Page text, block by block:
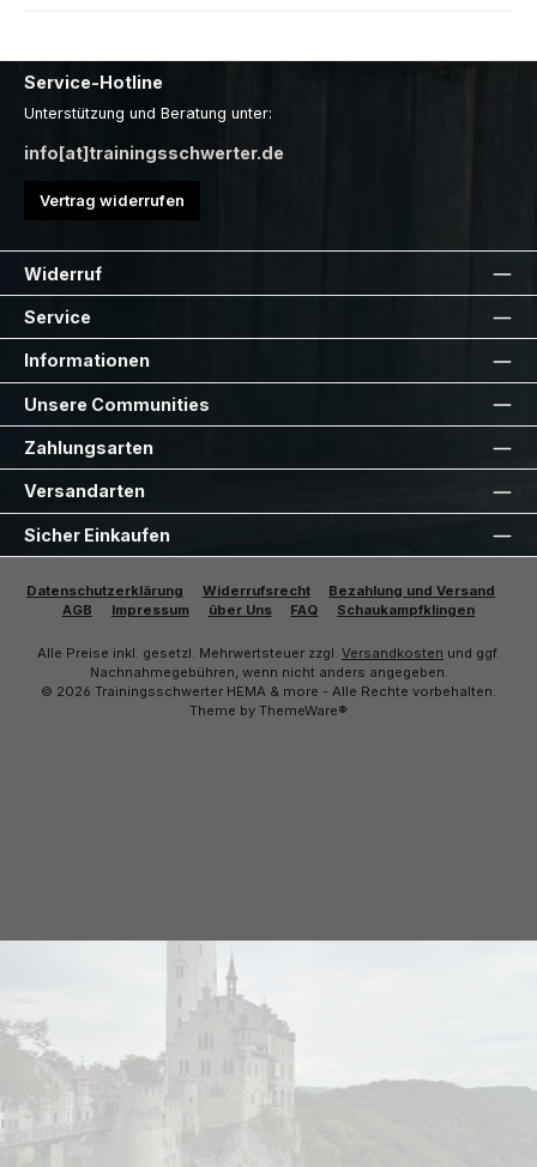
Service-Hotline
Unterstützung und Beratung unter:
info[at]trainingsschwerter.de
Vertrag widerrufen
Widerruf
Service
Informationen
Unsere Communities
Zahlungsarten
Versandarten
Sicher Einkaufen
Datenschutzerklärung Widerrufsrecht
Bezahlung und Versand
AGB
Impressum über Uns FAQ Schaukampfklingen
Alle Preise inkl. gesetzl. Mehrwertsteuer zzgl. Versandkosten und ggf.
Nachnahmegebühren, wenn nicht anders angegeben.
© 2026 Trainingsschwerter HEMA & more - Alle Rechte vorbehalten.
Theme by ThemeWare®